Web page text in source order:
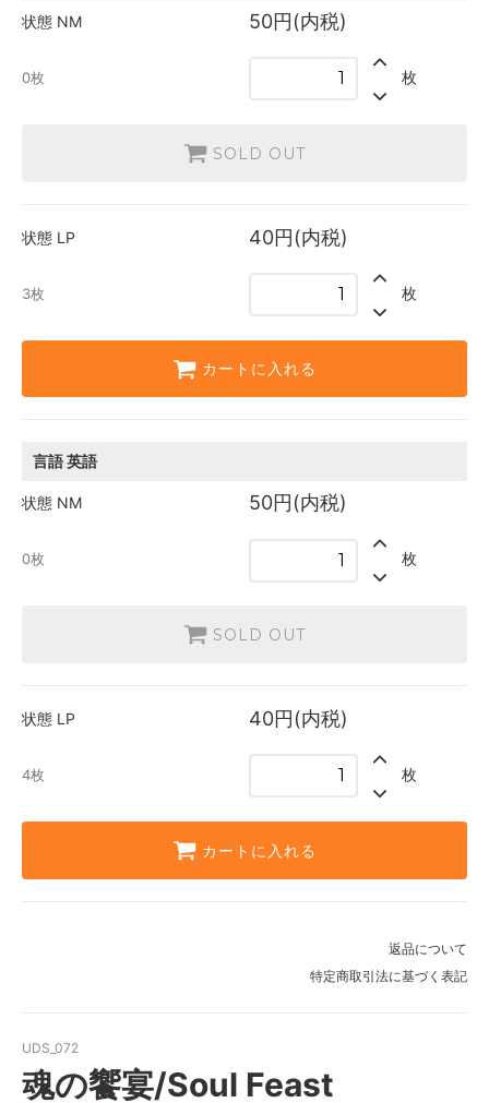
英語
50円(内税)
状態 NM 50円(内税)
0枚 枚
SOLD OUT
状態 LP 40円(内税)
3枚 枚
カートに入れる
言語英語
状態 NM 50円(内税)
0枚 枚
SOLD OUT
状態 LP 40円(内税)
4枚 枚
カートに入れる
返品について
特定商取引法に基づく表記
UDS_072
魂の饗宴/Soul Feast